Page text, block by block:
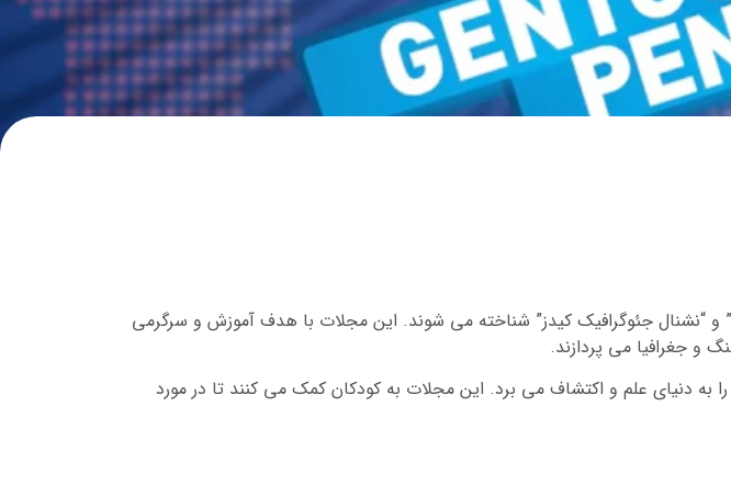
و “نشنال جئوگرافیک کیدز” شناخته می شوند. این مجلات با هدف آموزش و سرگرمی
و جغرافیا می پردازند.
به دنیای علم و اکتشاف می برد. این مجلات به کودکان کمک می کنند تا در مورد